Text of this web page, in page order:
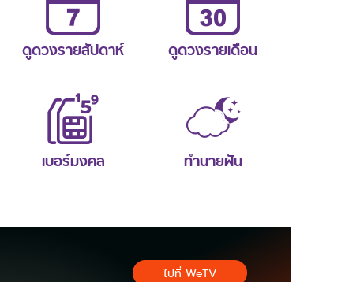
ดูดวงรายสัปดาห์ ดูดวงรายเดือน
เบอร์มงคล ทำนายฝัน
ไปที่ WeTV